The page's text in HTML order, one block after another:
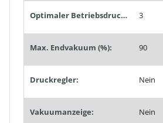
Optimaler Betriebsdruck (bar): 3
Max. Endvakuum (%): 90
Druckregler: Nein
Vakuumanzeige: Nein